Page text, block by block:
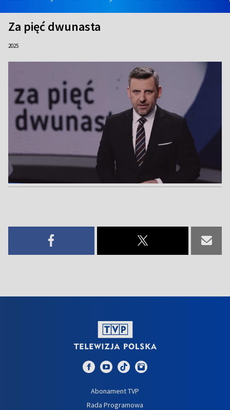
Za pięć dwunasta
2025
Abonament TVP
Rada Programowa